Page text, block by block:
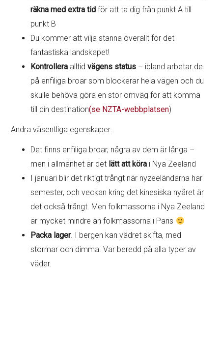
räkna med extra tid för att ta dig från punkt A till
punkt B
Du kommer att vilja stanna överallt för det
fantastiska landskapet!
Kontrollera alltidvägens status – ibland arbetar de
på enfiliga broar som blockerar hela vägen och du
skulle behöva göra en stor omväg för att komma
till din destination(se NZTA-webbplatsen)
Andra väsentliga egenskaper:
Det finns enfiliga broar, några av dem är långa –
men i allmänhet är det lätt att köra i Nya Zeeland
I januari blir det riktigt trångt när nyzeeländarna har
semester, och veckan kring det kinesiska nyåret är
det också trångt. Men folkmassorna i Nya Zeeland
är mycket mindre än folkmassorna i Paris
Packa lager. I bergen kan vädret skifta, med
stormar och dimma. Var beredd på alla typer av
väder.